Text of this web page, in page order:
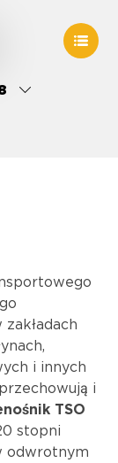
i innych
i
TSO
stopni
odwrotnym